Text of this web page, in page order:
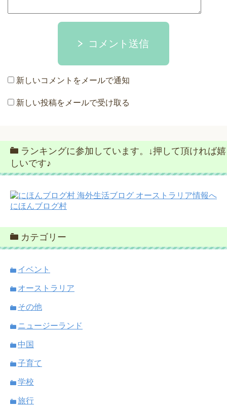
コメント送信
新しいコメントをメールで通知
新しい投稿をメールで受け取る
ランキングに参加しています。↓押して頂ければ嬉
しいです♪
にほんブログ村
カテゴリー
イベント
オーストラリア
その他
ニュージーランド
中国
子育て
学校
旅行